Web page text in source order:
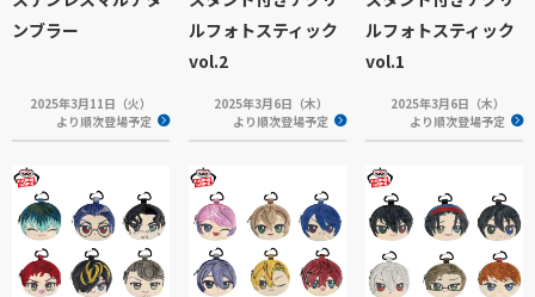
ンブラー
2025年3月11日（火）
より順次登場予定
ルフォトスティック
vol.2
2025年3月6日（木）
より順次登場予定
ルフォトスティック
vol.1
2025年3月6日（木）
より順次登場予定